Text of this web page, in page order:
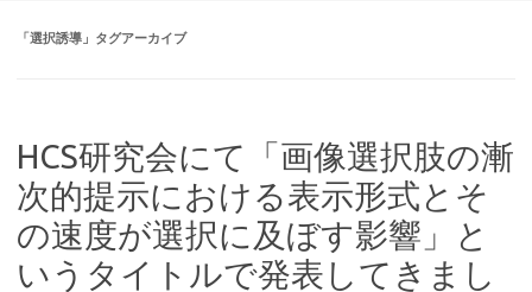
「選択誘導 」タグアーカイブ
HCS研究会にて「画像選択肢の漸
次的提示における表示形式とそ
の速度が選択に及ぼす影響」と
いうタイトルで発表してきまし